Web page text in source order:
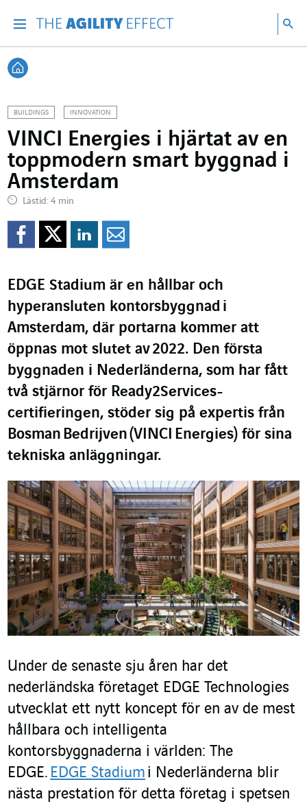
Sök
Tillbaka till startsidan
BUILDINGS INNOVATION
VINCI Energies i hjärtat av en
toppmodern smart byggnad i
Amsterdam
Lästid: 4 min
Dela på Facebook
Dela på Twitter
Dela på Linkedin
EDGE Stadium är en hållbar och
hyperansluten kontorsbyggnad i
Amsterdam, där portarna kommer att
öppnas mot slutet av2022. Den första
byggnaden i Nederländerna, som har fått
två stjärnor för Ready2Services-
certifieringen, stöder sig på expertis från
Bosman Bedrijven(VINCI Energies) för sina
tekniska anläggningar.
Under de senaste sju åren har det
nederländska företaget EDGE Technologies
utvecklat ett nytt koncept för en av de mest
hållbara och intelligenta
kontorsbyggnaderna i världen: The
EDGE. EDGE Stadium i Nederländerna blir
nästa prestation för detta företag i spetsen